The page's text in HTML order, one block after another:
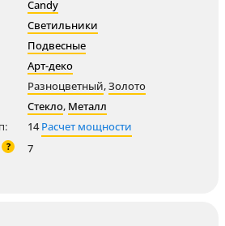
Candy
Светильники
Подвесные
Арт-деко
Разноцветный,Золото
Стекло, Металл
14Расчет мощности
? 7